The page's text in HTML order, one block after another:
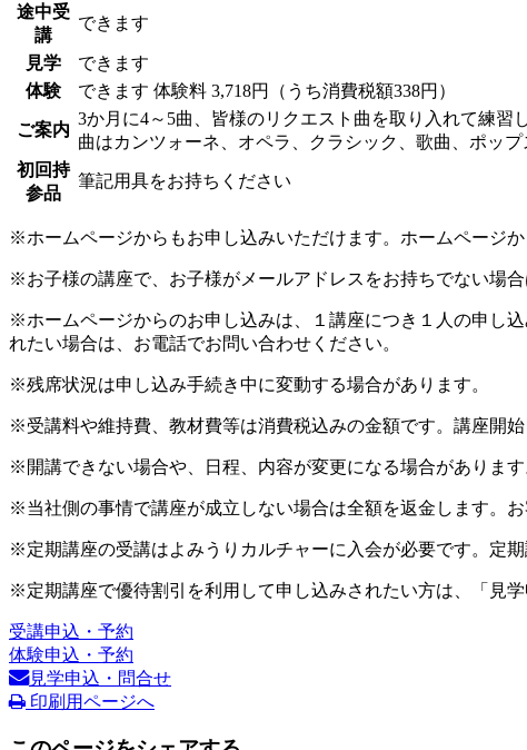
途中受
講
できます
見学
できます
体験
できます 体験料 3,718円（うち消費税額338円）
ご案内
3か月に4～5曲、皆様のリクエスト曲を取り入れて練習
曲はカンツォーネ、オペラ、クラシック、歌曲、ポップ
初回持
参品
筆記用具をお持ちください
※ホームページからもお申し込みいただけます。ホームページ
※お子様の講座で、お子様がメールアドレスをお持ちでない場
※ホームページからのお申し込みは、１講座につき１人の申し
れたい場合は、お電話でお問い合わせください。
※残席状況は申し込み手続き中に変動する場合があります。
※受講料や維持費、教材費等は消費税込みの金額です。講座開始
※開講できない場合や、日程、内容が変更になる場合があります
※当社側の事情で講座が成立しない場合は全額を返金します。
※定期講座の受講はよみうりカルチャーに入会が必要です。定
※定期講座で優待割引を利用して申し込みされたい方は、「見
受講申込・予約
体験申込・予約
見学申込・問合せ
印刷用ページへ